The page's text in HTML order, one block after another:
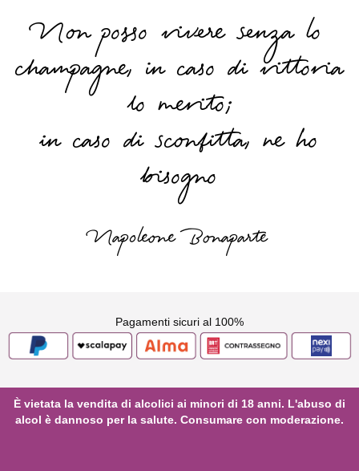
Non posso vivere senza lo
champagne, in caso di vittoria
lo merito;
in caso di sconfitta, ne ho
bisogno
Napoleone Bonaparte
Pagamenti sicuri al 100%
È vietata la vendita di alcolici ai minori di 18 anni. L'abuso di
alcol è dannoso per la salute. Consumare con moderazione.